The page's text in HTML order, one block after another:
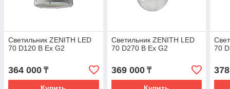
Светильник ZENITH LED
70 D120 B Ex G2
364 000 ₸
Светильник ZENITH LED
70 D270 B Ex G2
369 000₸
70